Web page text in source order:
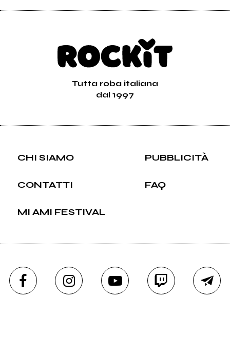
Tutta roba italiana
dal 1997
CHI SIAMO PUBBLICITÀ
CONTATTI FAQ
MI AMI FESTIVAL